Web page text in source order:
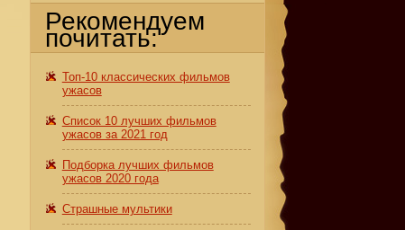
Рекомендуем
почитать:
Топ-10 классических фильмов
ужасов
Список 10 лучших фильмов
ужасов за 2021 год
Подборка лучших фильмов
ужасов 2020 года
Страшные мультики